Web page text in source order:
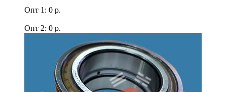
Опт 1: 0 р.
Опт 2: 0 р.